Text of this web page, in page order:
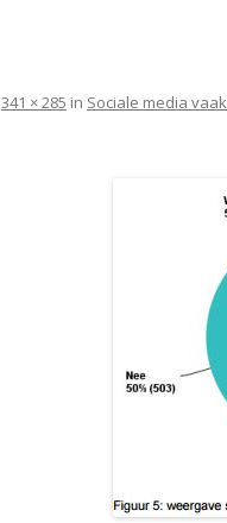
341 × 285 in Sociale media